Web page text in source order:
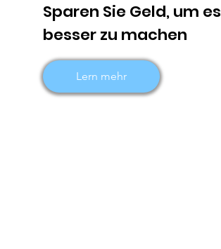
Sparen Sie Geld, um es
besser zu machen
Lern mehr